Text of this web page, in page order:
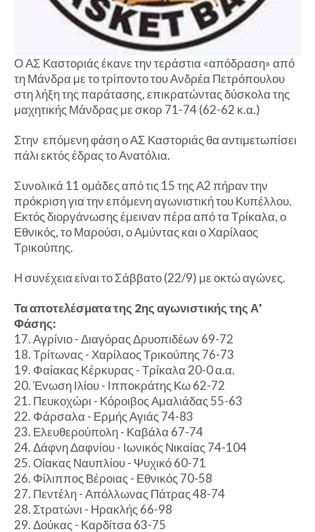
Ο ΑΣ Καστοριάς έκανε την τεράστια «απόδραση» από
τη Μάνδρα με το τρίποντο του Ανδρέα Πετρόπουλου
στη λήξη της παράτασης, επικρατώντας δύσκολα της
μαχητικής Μάνδρας με σκορ 71-74 (62-62 κ.α.)
Στην επόμενη φάση ο ΑΣ Καστοριάς θα αντιμετωπίσει
πάλι εκτός έδρας το Ανατόλια.
Συνολικά 11 ομάδες από τις 15 της Α2 πήραν την
πρόκριση για την επόμενη αγωνιστική του Κυπέλλου.
Εκτός διοργάνωσης έμειναν πέρα από τα Τρίκαλα, ο
Εθνικός, το Μαρούσι, ο Αμύντας και ο Χαρίλαος
Τρικούπης.
Η συνέχεια είναι το Σάββατο (22/9) με οκτώ αγώνες.
Τα αποτελέσματα της 2ης αγωνιστικής της Α'
Φάσης:
17. Αγρίνιο - Διαγόρας Δρυοπιδέων 69-72
18. Τρίτωνας - Χαρίλαος Τρικούπης 76-73
19. Φαίακας Κέρκυρας - Τρίκαλα 20-0 α.α.
20. Ένωση Ιλίου - Ιπποκράτης Κω 62-72
21. Πευκοχώρι - Κόροιβος Αμαλιάδας 55-63
22. Φάρσαλα - Ερμής Αγιάς 74-83
23. Ελευθερούπολη - Καβάλα 67-74
24. Δάφνη Δαφνίου - Ιωνικός Νικαίας 74-104
25. Οίακας Ναυπλίου - Ψυχικό 60-71
26. Φίλιππος Βέροιας - Εθνικός 70-58
27. Πεντέλη - Απόλλωνας Πάτρας 48-74
28. Στρατώνι - Ηρακλής 66-98
29. Δούκας - Καρδίτσα 63-75